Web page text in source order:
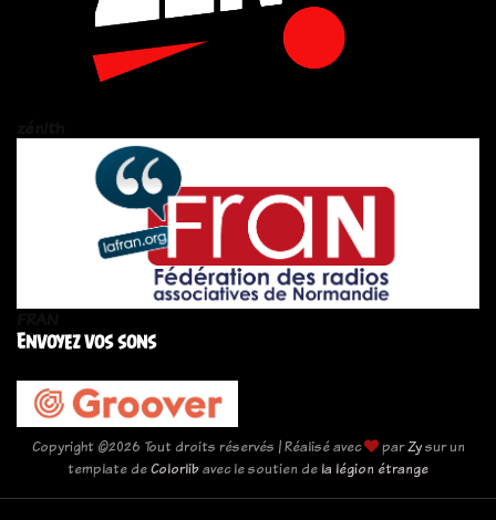
Envoyez vos sons
Copyright ©2026 Tout droits réservés | Réalisé avec parZysur un
template deColorlibavec le soutien de la légion étrange